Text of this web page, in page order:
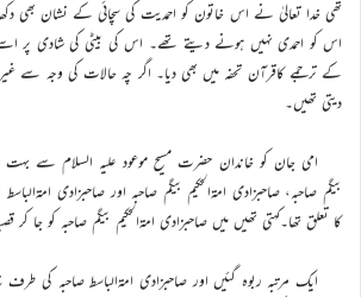
تھی خدا تعالیٰ نے اس خاتون کو احمدیت کی سچائی کے نشان
اس کو احمدی نہیں ہونے دیتے تھے۔ اس کی بیٹی کی شادی پر
کے ترجمے کاقرآن تحفہ میں بھی دیا۔ اگر چہ حالات کی وجہ سے
دیتی تھیں۔
امی جان کو خاندان حضرت مسیح موعود علیہ السلام سے بہت
بیگم صاحبہ، صاحبزادی امۃالحکیم بیگم صاحبہ اور صاحبزادی
کا تعلق تھا۔کہتی تھیں میں صاحبزادی امۃالحکیم بیگم صاحبہ کو جا کر
ایک مرتبہ ربوہ گئیں اور صاحبزادی امۃالباسط صاحبہ کی